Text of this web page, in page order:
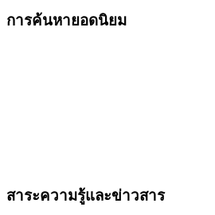
การค้นหายอดนิยม
สาระความรู้และข่าวสาร